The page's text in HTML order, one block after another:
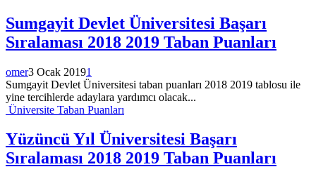
Sumgayit Devlet Üniversitesi Başarı
Sıralaması 2018 2019 Taban Puanları
omer3 Ocak 20191
Sumgayit Devlet Üniversitesi taban puanları 2018 2019 tablosu ile
yine tercihlerde adaylara yardımcı olacak...
Üniversite Taban Puanları
Yüzüncü Yıl Üniversitesi Başarı
Sıralaması 2018 2019 Taban Puanları